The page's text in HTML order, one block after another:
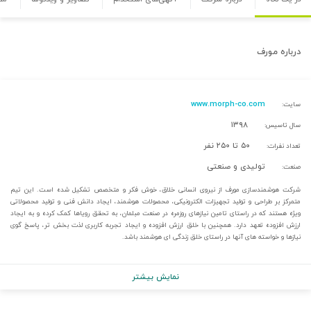
درباره مورف
سایت: www.morph-co.com
سال تاسیس: ۱۳۹۸
تعداد نفرات: ۵۰ تا ۲۵۰ نفر
صنعت: تولیدی و صنعتی
شرکت هوشمندسازی مورف از نیروی انسانی خلاق، خوش فکر و متخصص تشکیل شده است. این تیم
متمرکز بر طراحی و تولید تجهیزات الکترونیکی، محصولات هوشمند، ایجاد دانش فنی و تولید محصولاتی
ویژه هستند که در راستای تامین نیازهای روزمره در صنعت مبلمان، به تحقق رویاها کمک کرده و به ایجاد
ارزش افزوده تعهد دارد. همچنین با خلق ارزش افزوده و ایجاد تجربه کاربری لذت بخش تر، پاسخ گوی
نیازها و خواسته های آنها در راستای خلق زندگی ای هوشمند باشد.
نمایش بیشتر